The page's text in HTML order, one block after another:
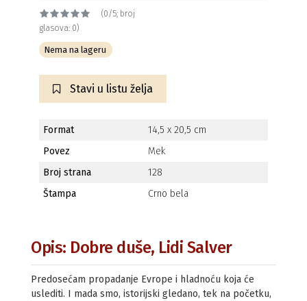
(0/5; broj
glasova: 0)
Nema na lageru
Stavi u listu želja
Format
14,5 x 20,5 cm
Povez
Mek
Broj strana
128
Štampa
Crno bela
Opis: Dobre duše, Lidi Salver
Predosećam propadanje Evrope i hladnoću koja će
uslediti. I mada smo, istorijski gledano, tek na početku,